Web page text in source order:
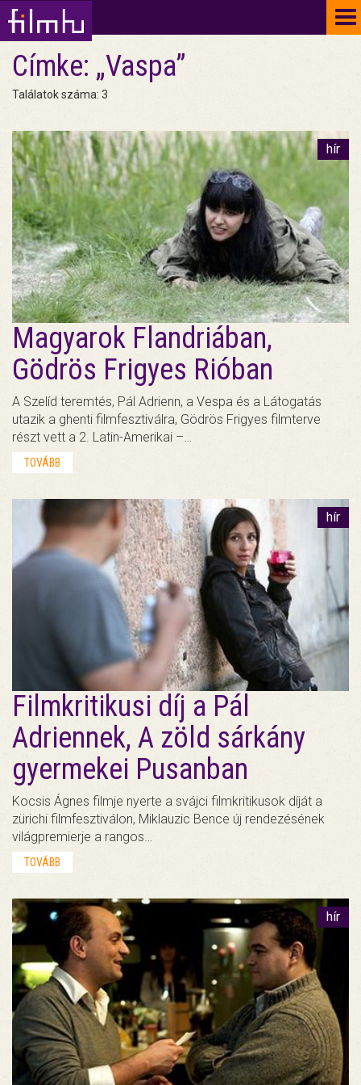
Címke: „Vaspa”
Találatok száma: 3
hír
Magyarok Flandriában,
Gödrös Frigyes Rióban
A Szelíd teremtés, Pál Adrienn, a Vespa és a Látogatás
utazik a ghenti filmfesztiválra, Gödrös Frigyes filmterve
részt vett a 2. Latin-Amerikai –…
TOVÁBB
hír
Filmkritikusi díj a Pál
Adriennek, A zöld sárkány
gyermekei Pusanban
Kocsis Ágnes filmje nyerte a svájci filmkritikusok díját a
zürichi filmfesztiválon, Miklauzic Bence új rendezésének
világpremierje a rangos…
TOVÁBB
hír